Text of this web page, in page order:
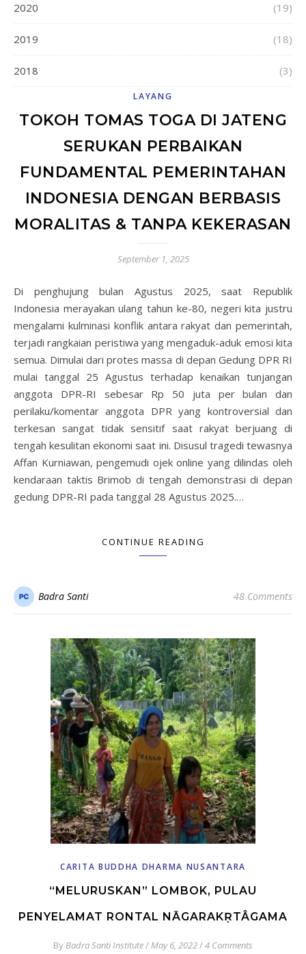
2020 (19)
2019 (18)
2018 (3)
LAYANG
TOKOH TOMAS TOGA DI JATENG
SERUKAN PERBAIKAN
FUNDAMENTAL PEMERINTAHAN
INDONESIA DENGAN BERBASIS
MORALITAS & TANPA KEKERASAN
September 1, 2025
Di penghujung bulan Agustus 2025, saat Republik
Indonesia merayakan ulang tahun ke-80, negeri kita justru
mengalami kulminasi konflik antara rakyat dan pemerintah,
terjadi rangkaian peristiwa yang mengaduk-aduk emosi kita
semua. Dimulai dari protes massa di depan Gedung DPR RI
mulai tanggal 25 Agustus terhadap kenaikan tunjangan
anggota DPR-RI sebesar Rp 50 juta per bulan dan
perilaku/komentar anggota DPR yang kontroversial dan
terkesan sangat tidak sensitif saat rakyat berjuang di
tengah kesulitan ekonomi saat ini. Disusul tragedi tewasnya
Affan Kurniawan, pengemudi ojek online yang dilindas oleh
kendaraan taktis Brimob di tengah demonstrasi di depan
gedung DPR-RI pada tanggal 28 Agustus 2025.…
CONTINUE READING
Badra Santi 48 Comments
CARITA BUDDHA DHARMA NUSANTARA
“MELURUSKAN” LOMBOK, PULAU
PENYELAMAT RONTAL NĀGARAKṚTÂGAMA
ByBadra Santi Institute/May 6, 2022/4 Comments